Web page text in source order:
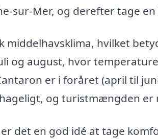
sur-Mer, og derefter tage
middelhavsklima, hvilket
og august, hvor
er i foråret (april til
og turistmængden er
det en god idé at tage